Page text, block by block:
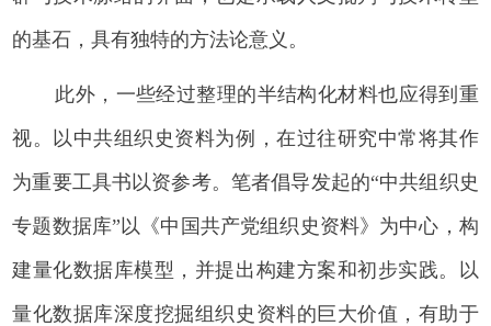
的基石，具有独特的方法论意义。
此外，一些经过整理的半结构化材料也应得到重
视。以中共组织史资料为例，在过往研究中常将其作
为重要工具书以资参考。笔者倡导发起的“中共组织史
专题数据库”以《中国共产党组织史资料》为中心，构
建量化数据库模型，并提出构建方案和初步实践。以
量化数据库深度挖掘组织史资料的巨大价值，有助于